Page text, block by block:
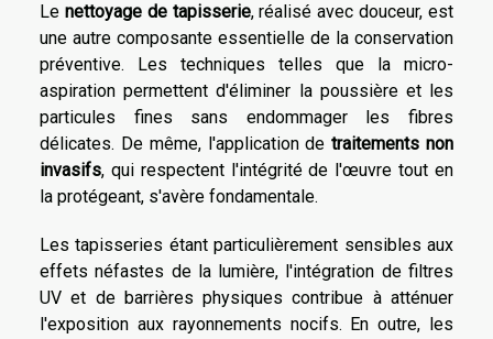
Le nettoyage de tapisserie, réalisé avec douceur, est
une autre composante essentielle de la conservation
préventive. Les techniques telles que la micro-
aspiration permettent d'éliminer la poussière et les
particules fines sans endommager les fibres
délicates. De même, l'application detraitements non
invasifs, qui respectent l'intégrité de l'œuvre tout en
la protégeant, s'avère fondamentale.
Les tapisseries étant particulièrement sensibles aux
effets néfastes de la lumière, l'intégration de filtres
UV et de barrières physiques contribue à atténuer
l'exposition aux rayonnements nocifs. En outre, les